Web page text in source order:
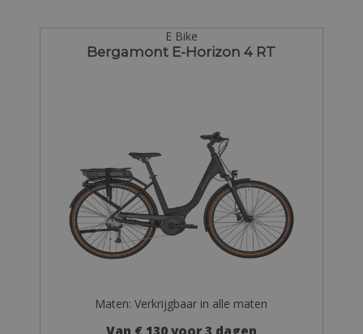
E Bike
Bergamont E-Horizon 4 RT
Maten: Verkrijgbaar in alle maten